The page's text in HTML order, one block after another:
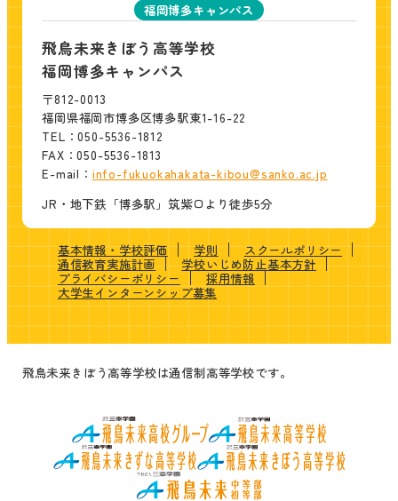
福岡博多キャンパス
飛鳥未来きぼう高等学校
福岡博多キャンパス
〒812-0013
福岡県福岡市博多区博多駅東1-16-22
TEL：050-5536-1812
FAX：050-5536-1813
E-mail： info-fukuokahakata-kibou@sanko.ac.jp
JR・地下鉄「博多駅」筑紫口より徒歩5分
基本情報・学校評価 学則
スクールポリシー
通信教育実施計画
学校いじめ防止基本方針
プライバシーポリシー
採用情報
大学生インターンシップ募集
飛鳥未来きぼう高等学校は通信制高等学校です。